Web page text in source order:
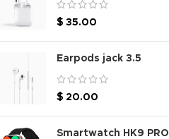
$ 35.00
Earpods jack 3.5
$ 20.00
Smartwatch HK9 PRO